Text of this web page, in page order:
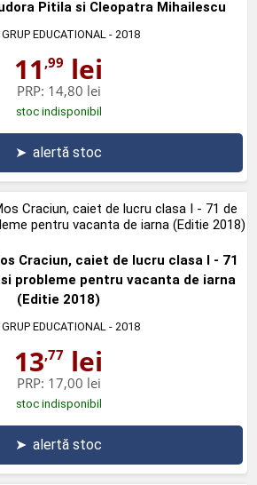
Pitila si Cleopatra Mihailescu
EDUCATIONAL - 2018
11 ,99 lei
PRP: 14,80 lei
stoc indisponibil
➤ alertă stoc
Craciun, caiet de lucru clasa I - 71
probleme pentru vacanta de iarna
(Editie 2018)
EDUCATIONAL - 2018
13,77 lei
PRP: 17,00 lei
stoc indisponibil
➤ alertă stoc